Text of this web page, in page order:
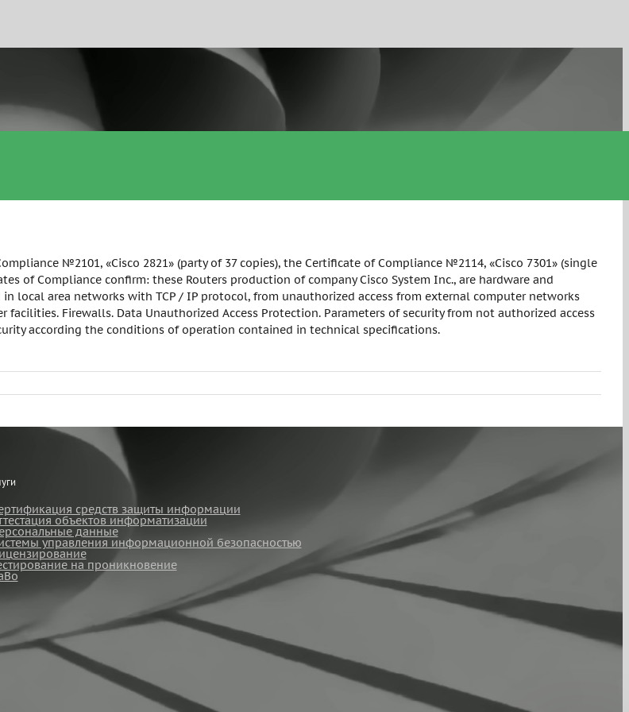
№2101, «Cisco 2821» (party of 37 copies), the Certificate of Compliance №2114, «Cisco 7301» (single
of Compliance confirm: these Routers production of company Cisco System Inc., are hardware and
local area networks with TCP / IP protocol, from unauthorized access from external computer networks
Firewalls. Data Unauthorized Access Protection. Parameters of security from not authorized access
according the conditions of operation contained in technical specifications.
средств защиты информации
объектов информатизации
данные
управления информационной безопасностью
на проникновение